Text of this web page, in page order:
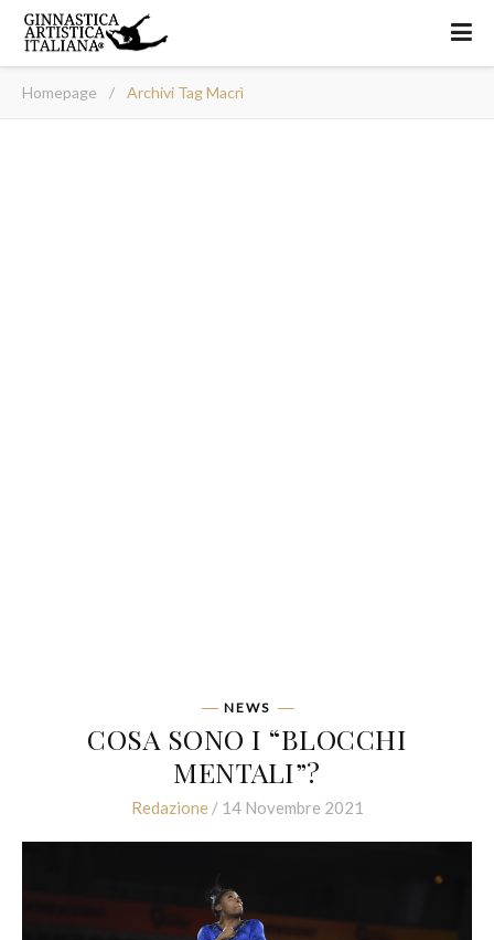
Homepage / Archivi Tag Macrì
NEWS
COSA SONO I “BLOCCHI
MENTALI”?
Redazione/ 14 Novembre 2021